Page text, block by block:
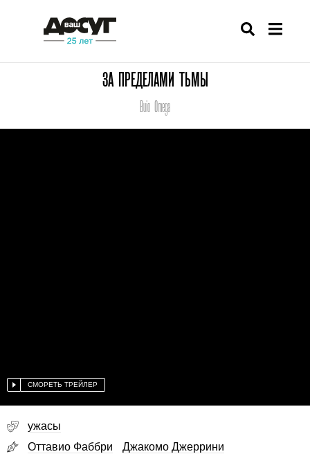
ЗА ПРЕДЕЛАМИ ТЬМЫ
Buio Omega
СМОРЕТЬ ТРЕЙЛЕР
ужасы
Оттавио Фаббри
Джакомо Джеррини